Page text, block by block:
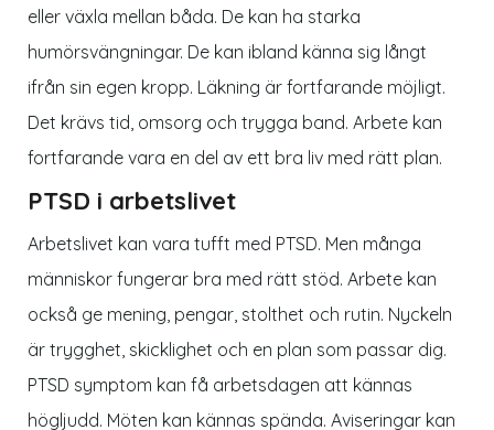
eller växla mellan båda. De kan ha starka
humörsvängningar. De kan ibland känna sig långt
ifrån sin egen kropp. Läkning är fortfarande möjligt.
Det krävs tid, omsorg och trygga band. Arbete kan
fortfarande vara en del av ett bra liv med rätt plan.
PTSD i arbetslivet
Arbetslivet kan vara tufft med PTSD. Men många
människor fungerar bra med rätt stöd. Arbete kan
också ge mening, pengar, stolthet och rutin. Nyckeln
är trygghet, skicklighet och en plan som passar dig.
PTSD symptom kan få arbetsdagen att kännas
högljudd. Möten kan kännas spända. Aviseringar kan